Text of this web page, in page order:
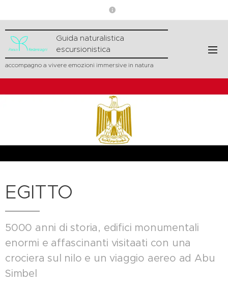
Guida naturalistica
escursionistica
accompagno a vivere emozioni immersive in natura
EGITTO
5000 anni di storia, edifici monumentali
enormi e affascinanti visitaati con una
crociera sul nilo e un viaggio aereo ad Abu
Simbel